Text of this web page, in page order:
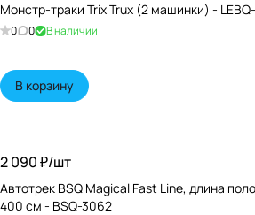
Монстр-траки Trix Trux (2 машинки) -
0 0 В наличии
В корзину
2 090 ₽/шт
Автотрек BSQ Magical Fast Line, длина
400 см - BSQ-3062